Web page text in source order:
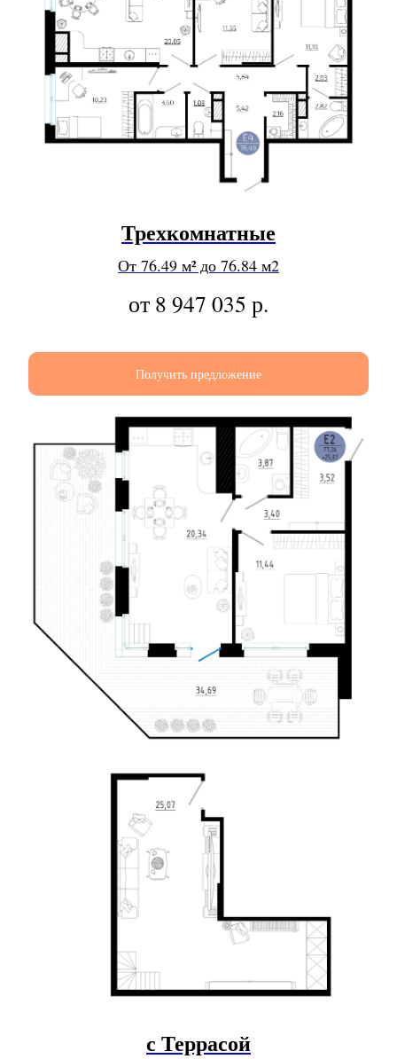
Трехкомнатные
От 76.49 м² до 76.84 м2
от 8 947 035 р.
Получить предложение
с Террасой